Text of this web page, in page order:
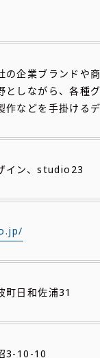
の企業ブランドや
としながら、各種
作などを手掛ける
イン、studio23
町日和佐浦31
3-10-10